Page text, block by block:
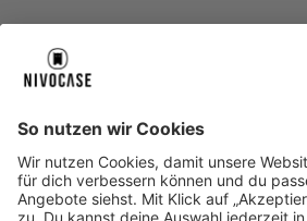
black
€ 26,99
Über uns Über uns
About NIVOCASE NIVOCASE Test Lab